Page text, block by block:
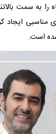
را به سمت
مناسبی ایجاد
است.